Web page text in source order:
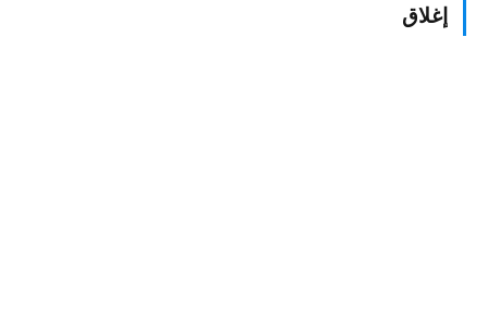
إغلاق